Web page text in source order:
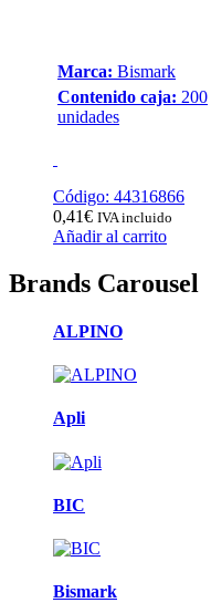
Marca: Bismark
Contenido caja: 200
unidades
Código: 44316866
0,41€ IVA incluido
Añadir al carrito
Brands Carousel
ALPINO
Apli
BIC
Bismark